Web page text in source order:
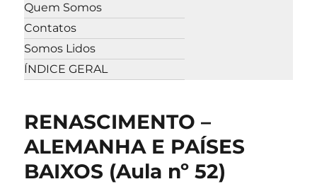
Quem Somos
Contatos
Somos Lidos
ÍNDICE GERAL
RENASCIMENTO –
ALEMANHA E PAÍSES
BAIXOS (Aula nº 52)